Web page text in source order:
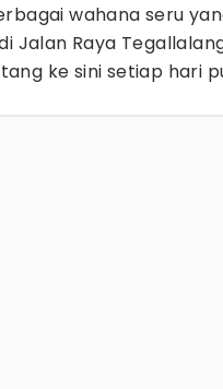
wahana seru
Jalan Raya
ke sini setiap hari